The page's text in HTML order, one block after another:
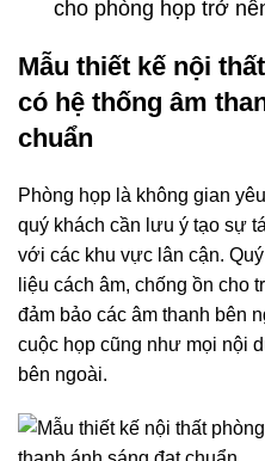
cho phòng họp trở
Mẫu thiết kế nội
có hệ thống âm
chuẩn
Phòng họp là không gian
quý khách cần lưu ý tạo sự
với các khu vực lân cận.
liệu cách âm, chống ồn cho
đảm bảo các âm thanh bên
cuộc họp cũng như mọi nội
bên ngoài.